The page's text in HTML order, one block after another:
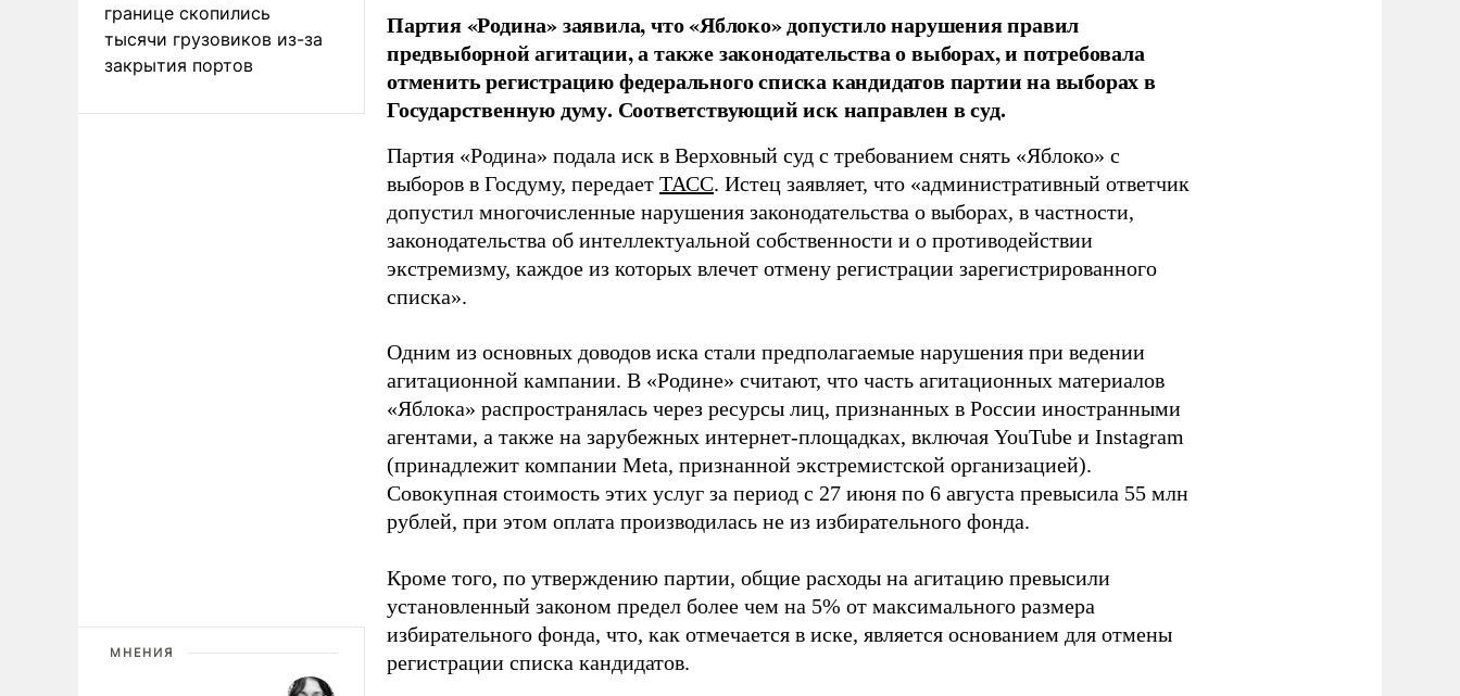
границе скопились
тысячи грузовиков из-за
закрытия портов
МНЕНИЯ
Партия «Родина» заявила, что «Яблоко» допустило нарушения правил
предвыборной агитации, а также законодательства о выборах, и потребовала
отменить регистрацию федерального списка кандидатов партии на выборах в
Государственную думу. Соответствующий иск направлен в суд.
Партия «Родина» подала иск в Верховный суд с требованием снять «Яблоко» с
выборов в Госдуму, передает ТАСС. Истец заявляет, что «административный ответчик
допустил многочисленные нарушения законодательства о выборах, в частности,
законодательства об интеллектуальной собственности и о противодействии
экстремизму, каждое из которых влечет отмену регистрации зарегистрированного
списка».
Одним из основных доводов иска стали предполагаемые нарушения при ведении
агитационной кампании. В «Родине» считают, что часть агитационных материалов
«Яблока» распространялась через ресурсы лиц, признанных в России иностранными
агентами, а также на зарубежных интернет-площадках, включая YouTube и Instagram
(принадлежит компании Meta, признанной экстремистской организацией).
Совокупная стоимость этих услуг за период с 27 июня по 6 августа превысила 55 млн
рублей, при этом оплата производилась не из избирательного фонда.
Кроме того, по утверждению партии, общие расходы на агитацию превысили
установленный законом предел более чем на 5% от максимального размера
избирательного фонда, что, как отмечается в иске, является основанием для отмены
регистрации списка кандидатов.